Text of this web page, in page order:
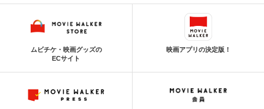
ムビチケ・映画グッズの
ECサイト
映画アプリの決定版！